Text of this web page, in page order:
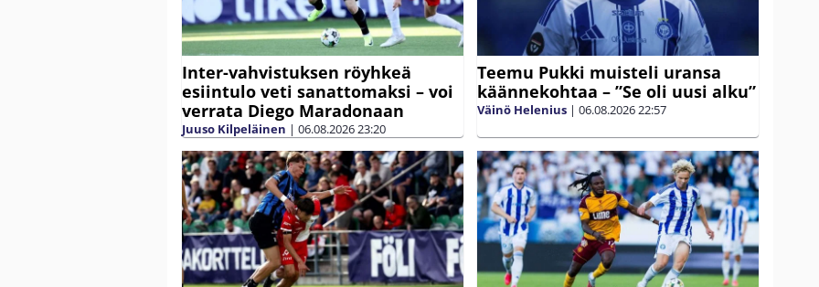
Inter-vahvistuksen röyhkeä
esiintulo veti sanattomaksi – voi
verrata Diego Maradonaan
Juuso Kilpeläinen | 06.08.202623:20
Teemu Pukki muisteli uransa
käännekohtaa – ”Se oli uusi alku”
Väinö Helenius | 06.08.202622:57